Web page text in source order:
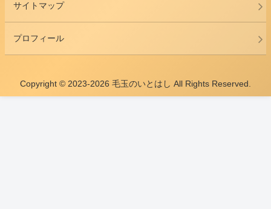
サイトマップ
プロフィール
Copyright © 2023-2026 毛玉のいとはし All Rights Reserved.